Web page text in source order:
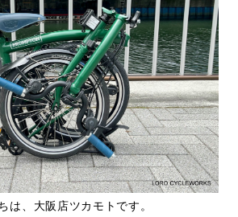
は、大阪店ツカモトです。